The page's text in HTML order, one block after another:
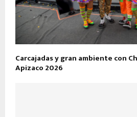
Carcajadas y gran ambiente con
Apizaco 2026